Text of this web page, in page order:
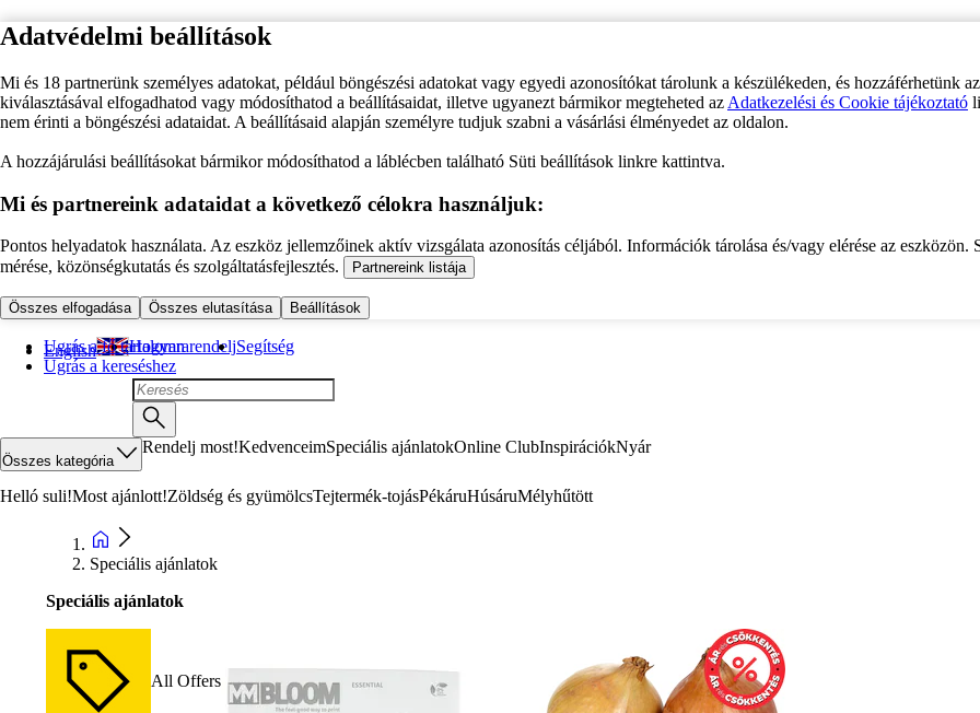
Adatvédelmi beállítások
Mi és 18 partnerünk személyes adatokat, például böngészési adatokat vagy egyedi azonosítókat tárolunk a készülékeden, és hozzáférhetünk
kiválasztásával elfogadhatod vagy módosíthatod a beállításaidat, illetve ugyanezt bármikor megteheted az Adatkezelési és Cookie tájékoztató
nem érinti a böngészési adataidat. A beállításaid alapján személyre tudjuk szabni a vásárlási élményedet az oldalon.
A hozzájárulási beállításokat bármikor módosíthatod a láblécben található Süti beállítások linkre kattintva.
Mi és partnereink adataidat a következő célokra használjuk:
Pontos helyadatok használata. Az eszköz jellemzőinek aktív vizsgálata azonosítás céljából. Információk tárolása és/vagy elérése az eszközön.
mérése, közönségkutatás és szolgáltatásfejlesztés.
Partnereink listája
Összes elfogadása Összes elutasítása Beállítások
Ugrás a fő tartalomra
Ugrás a kereséshez
English Hogyan rendeljSegítség
Összes kategória
Rendelj most!KedvenceimSpeciális ajánlatokOnline ClubInspirációkNyár
Helló suli!Most ajánlott!Zöldség és gyümölcsTejtermék-tojásPékáruHúsáruMélyhűtött
Speciális ajánlatok
Speciális ajánlatok
All Offers